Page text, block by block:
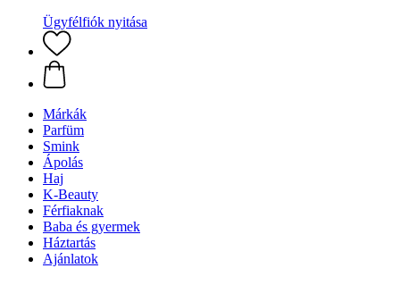
Ügyfélfiók nyitása
Márkák
Parfüm
Smink
Ápolás
Haj
K-Beauty
Férfiaknak
Baba és gyermek
Háztartás
Ajánlatok